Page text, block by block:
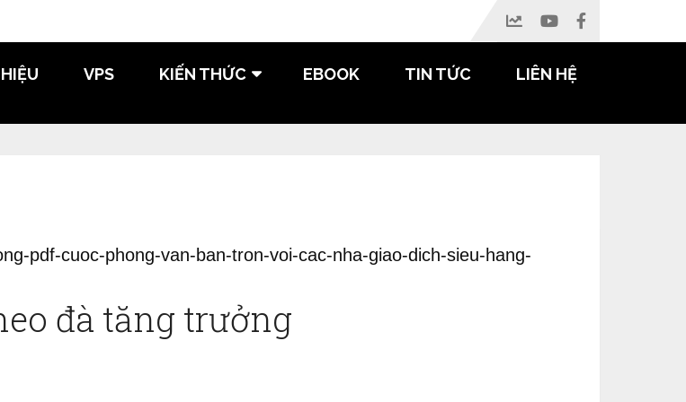
VPS KIẾN THỨC EBOOK TIN TỨC LIÊN HỆ
đà tăng trưởng